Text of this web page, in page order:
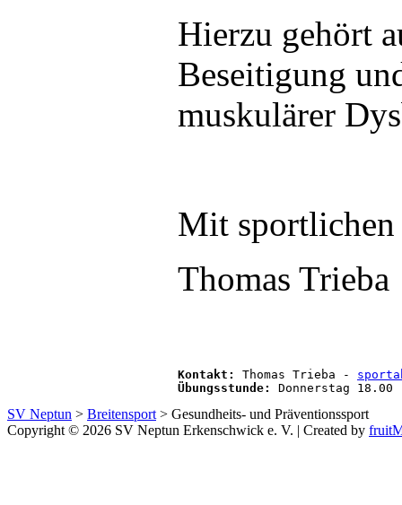
Hierzu gehört
Beseitigung
muskulärer
Mit sportlichen
Thomas Trieba
Kontakt: Thomas Trieba -
Übungsstunde:
Donnerstag
SV Neptun > Breitensport > Gesundheits- und Präventionssport
Copyright © 2026 SV Neptun Erkenschwick e. V. | Created by